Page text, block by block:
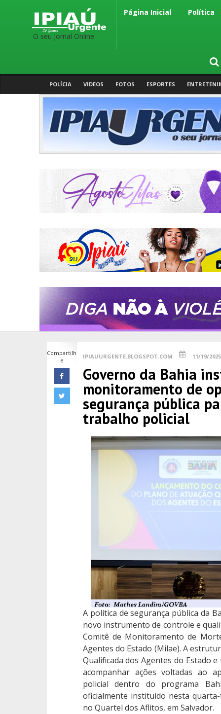
O seu Jornal Online
Página Inicial Política
POLÍCIA VIDEOS FOTOS ESPORTES
Compartilh
e
IPIAUURGENTE.BLOGSPOT.COM 11/19/
Governo da Bahia
monitoramento de
segurança pública
trabalho policial
A política de segurança pública da
novo instrumento de controle e
Comitê de Monitoramento de
Agentes do Estado (Milae). A
Qualificada dos Agentes do Estado
acompanhar ações voltadas ao
policial dentro do programa
oficialmente instituído nesta
no Quartel dos Aflitos, em Salvador.